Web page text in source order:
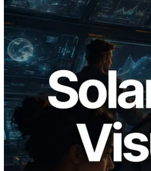
2026.05.24
Validators Solutions lanza el
Analyzer — Visualización
producción de bloque por
Validador asignado